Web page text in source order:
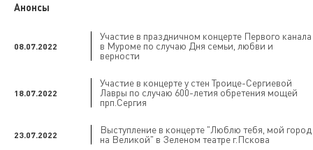
Анонсы
08.07.2022
Участие в праздничном концерте Первого канала
в Муроме по случаю Дня семьи, любви и
верности
18.07.2022
Участие в концерте у стен Троице-Сергиевой
Лавры по случаю 600-летия обретения мощей
прп.Сергия
23.07.2022
Выступление в концерте "Люблю тебя, мой город
на Великой" в Зеленом театре г.Пскова